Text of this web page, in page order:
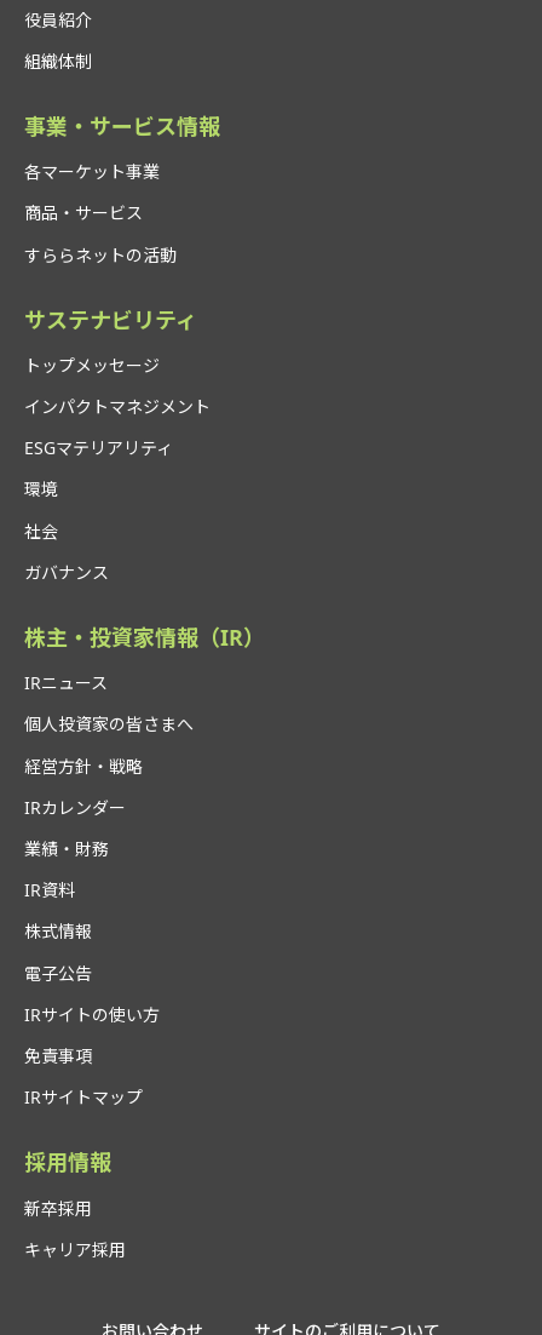
役員紹介
組織体制
事業・サービス情報
各マーケット事業
商品・サービス
すららネットの活動
サステナビリティ
トップメッセージ
インパクトマネジメント
ESGマテリアリティ
環境
社会
ガバナンス
株主・投資家情報（IR）
IRニュース
個人投資家の皆さまへ
経営方針・戦略
IRカレンダー
業績・財務
IR資料
株式情報
電子公告
IRサイトの使い方
免責事項
IRサイトマップ
採用情報
新卒採用
キャリア採用